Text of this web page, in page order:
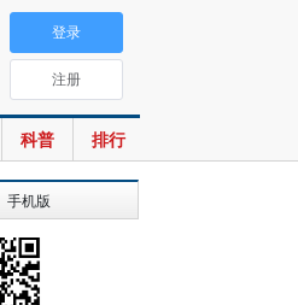
科普 排行
登录
注册
手机版